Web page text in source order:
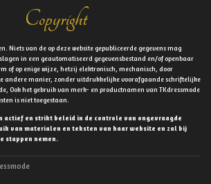
Copyright
Niets van de op deze website gepubliceerde gegevens mag
in een geautomatiseerd gegevensbestand en/of openbaar
of op enige wijze, hetzij elektronisch, mechanisch, door
andere manier, zonder uitdrukkelijke voorafgaande schriftelijke
Ook het gebruik van merk- en productnamen van TKdressmode
is niet toegestaan.
actief en strikt beleid in de controle van ongevraagde
van materialen en teksten van haar website en zal bij
stappen nemen.